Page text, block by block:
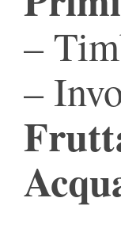
–
–